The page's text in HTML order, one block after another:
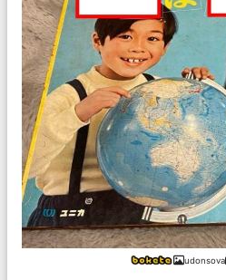
udonsova